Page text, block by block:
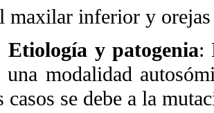
maxilar inferior y
Etiología y patogenia:
una modalidad
casos se debe a la